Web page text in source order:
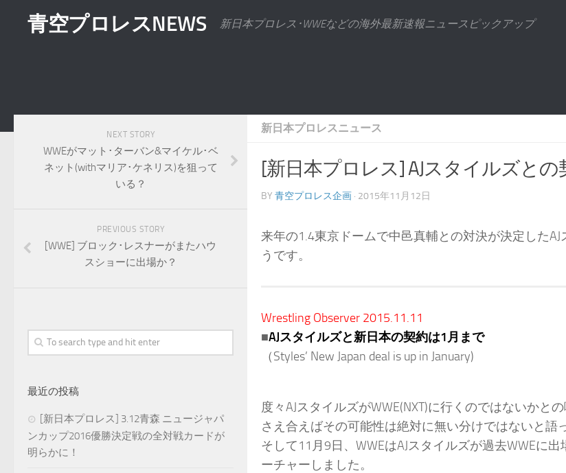
青空プロレスNEWS 新日本プロレス･WWEなどの海外最新速報ニュースピックアップ
新日本プロレスニュース
[新日本プロレス] AJスタイルズと
BY 青空プロレス企画 · 2015年11月12日
来年の1.4東京ドームで中邑真輔との対決が決定した
うです。
Wrestling Observer 2015.11.11
■AJスタイルズと新日本の契約は1月まで
（Styles’ New Japan deal is up in January)
度々AJスタイルズがWWE(NXT)に行くのではないか
さえ合えばその可能性は絶対に無い分けではないと語
そして11月9日、WWEはAJスタイルズが過去WWEに
ーチャーしました。
NEXT STORY
WWEがマット･ターバン&マイケル･ベ
ネット(withマリア･ケネリス)を狙って
いる？
PREVIOUS STORY
[WWE] ブロック･レスナーがまたハウ
スショーに出場か？
最近の投稿
[新日本プロレス] 3.12青森 ニュージャパ
ンカップ2016優勝決定戦の全対戦カードが
明らかに！